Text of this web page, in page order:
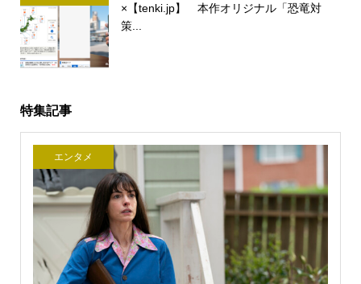
×【tenki.jp】 本作オリジナル「恐竜対
策...
特集記事
エンタメ